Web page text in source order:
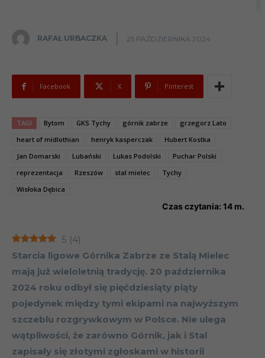
RAFAŁ URBACZKA 25 PAŹDZIERNIKA 2024
Facebook X Pinterest
TAGI Bytom GKS Tychy górnik zabrze
grzegorz Lato
heart of midlothian
henryk kasperczak
Hubert Kostka
Jan Domarski
Lubański Lukas Podolski
Puchar Polski
reprezentacja
Rzeszów stal mielec
Tychy
Wisłoka Dębica
Czas czytania: 14 m.
5 (4)
Starcia ligowe Górnika Zabrze ze Stalą Mielec
mają już wieloletnią tradycję. 20 października
2024 roku odbył się pięćdziesiąty piąty
pojedynek między tymi ekipami na najwyższym
szczeblu rozgrywkowym w Polsce. Nie ulega
wątpliwości, że zarówno Górnik, jak i Stal
zapisały się złotymi zgłoskami w historii